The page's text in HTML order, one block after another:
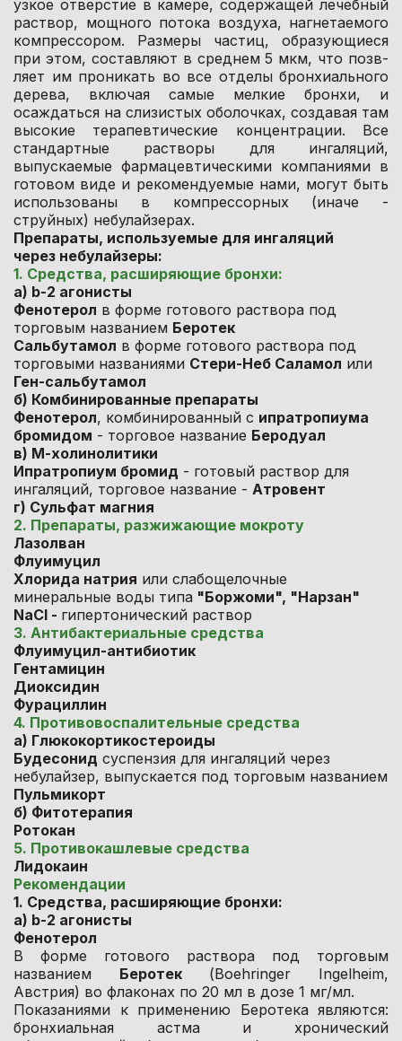
узкое отверстие в камере, содержащей лечебный
раствор, мощного потока воздуха, нагнетаемого
компрессором. Размеры частиц, образующиеся
при этом, составляют в среднем 5 мкм, что позв-
ляет им проникать во все отделы бронхиального
дерева, включая самые мелкие бронхи, и
осаждаться на слизистых оболочках, создавая там
высокие терапевтические концентрации. Все
стандартные растворы для ингаляций,
выпускаемые фармацевтическими компаниями в
готовом виде и рекомендуемые нами, могут быть
использованы в компрессорных (иначе -
струйных) небулайзерах.
Препараты, используемые для ингаляций
через небулайзеры:
1. Средства, расширяющие бронхи:
а) b-2 агонисты
Фенотерол в форме готового раствора под
торговым названием Беротек
Сальбутамол в форме готового раствора под
торговыми названиями Стери-Неб Саламол или
Ген-сальбутамол
б) Комбинированные препараты
Фенотерол, комбинированный с ипратропиума
бромидом - торговое название Беродуал
в) М-холинолитики
Ипратропиум бромид - готовый раствор для
ингаляций, торговое название - Атровент
г) Сульфат магния
2. Препараты, разжижающие мокроту
Лазолван
Флуимуцил
Хлорида натрия или слабощелочные
минеральные воды типа "Боржоми", "Нарзан"
NaCl - гипертонический раствор
3. Антибактериальные средства
Флуимуцил-антибиотик
Гентамицин
Диоксидин
Фурациллин
4. Противовоспалительные средства
а) Глюкокортикостероиды
Будесонид суспензия для ингаляций через
небулайзер, выпускается под торговым названием
Пульмикорт
б) Фитотерапия
Ротокан
5. Противокашлевые средства
Лидокаин
Рекомендации
1. Средства, расширяющие бронхи:
а) b-2 агонисты
Фенотерол
В форме готового раствора под торговым
названием Беротек(Boehringer Ingelheim,
Австрия) во флаконах по 20 мл в дозе 1 мг/мл.
Показаниями к применению Беротека являются:
бронхиальная астма и хронический